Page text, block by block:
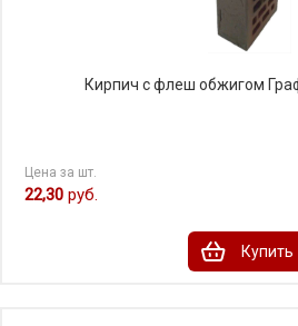
Кирпич с флеш обжигом
Цена за шт.
22,30 руб.
Купить